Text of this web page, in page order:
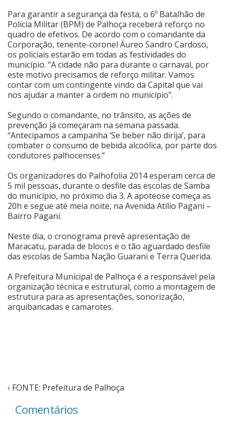
Fale Conosco
Para garantir a segurança da festa, o 6º Batalhão de
Polícia Militar (BPM) de Palhoça receberá reforço no
quadro de efetivos. De acordo com o comandante da
Corporação, tenente-coronel Áureo Sandro Cardoso,
os policiais estarão em todas as festividades do
município. “A cidade não para durante o carnaval, por
este motivo precisamos de reforço militar. Vamos
contar com um contingente vindo da Capital que vai
nos ajudar a manter a ordem no município”.
Segundo o comandante, no trânsito, as ações de
prevenção já começaram na semana passada.
“Antecipamos a campanha ‘Se beber não dirija’, para
combater o consumo de bebida alcoólica, por parte dos
condutores palhocenses.”
Os organizadores do Palhofolia 2014 esperam cerca de
5 mil pessoas, durante o desfile das escolas de Samba
do município, no próximo dia 3. A apoteose começa as
20h e segue até meia noite, na Avenida Atílio Pagani –
Bairro Pagani.
Neste dia, o cronograma prevê apresentação de
Maracatu, parada de blocos e o tão aguardado desfile
das escolas de Samba Nação Guarani e Terra Querida.
A Prefeitura Municipal de Palhoça é a responsável pela
organização técnica e estrutural, como a montagem de
estrutura para as apresentações, sonorização,
arquibancadas e camarotes.
› FONTE: Prefeitura de Palhoça
Comentários